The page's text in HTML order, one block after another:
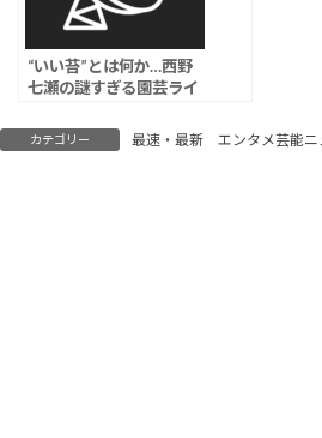
“いい苔”とは何か…西野
七瀬の謎すぎる園芸ライ
カテゴリー 最速・最新 エンタメ芸能ニ